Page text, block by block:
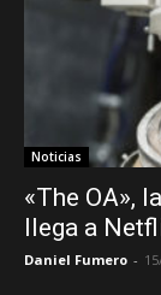
Noticias
«The OA»,
llega a
Daniel Fumero -